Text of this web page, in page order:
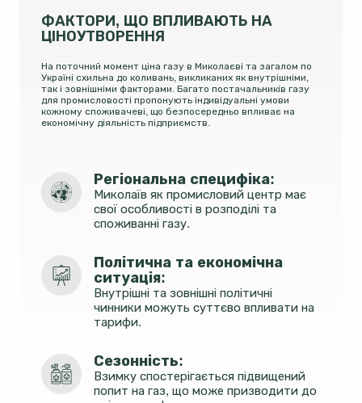
ФАКТОРИ, ЩО ВПЛИВАЮТЬ НА
ЦІНОУТВОРЕННЯ
На поточний момент ціна газу в Миколаєві та загалом по
Україні схильна до коливань, викликаних як внутрішніми,
так і зовнішніми факторами. Багато постачальників газу
для промисловості пропонують індивідуальні умови
кожному споживачеві, що безпосередньо впливає на
економічну діяльність підприємств.
Регіональна специфіка:
Миколаїв як промисловий центр має
свої особливості в розподілі та
споживанні газу.
Політична та економічна
ситуація:
Внутрішні та зовнішні політичні
чинники можуть суттєво впливати на
тарифи.
Сезонність:
Взимку спостерігається підвищений
попит на газ, що може призводити до